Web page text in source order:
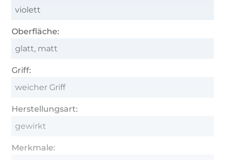
violett
Oberfläche:
glatt, matt
Griff:
weicher Griff
Herstellungsart:
gewirkt
Merkmale: